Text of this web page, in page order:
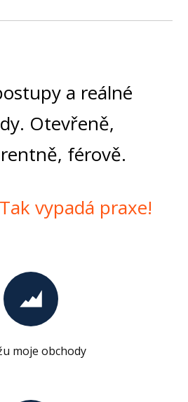
a reálné
Otevřeně,
férově.
vypadá praxe!
moje obchody